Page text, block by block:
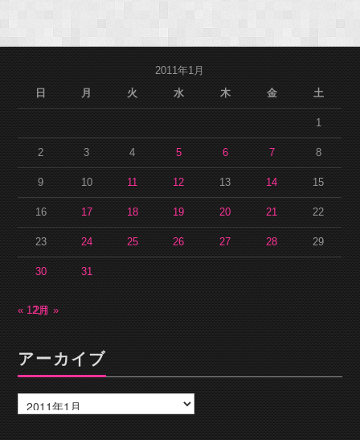
2011年1月
日
月 火 水 木 金 土
1
2 3 4 5 6 7 8
9 10 11 12 13 14 15
16 17 18 19 20 21 22
23 24 25 26 27 28 29
30 31
« 12月2月 »
アーカイブ
ー
カ